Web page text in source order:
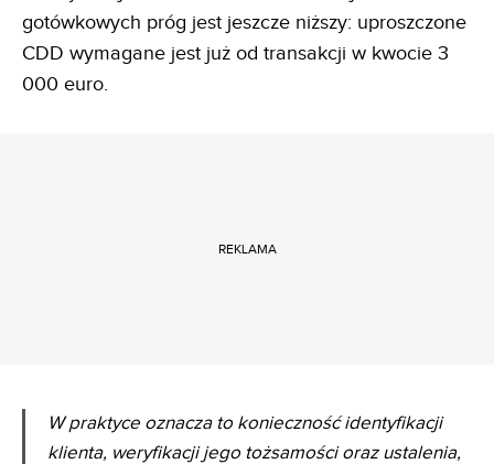
gotówkowych próg jest jeszcze niższy: uproszczone
CDD wymagane jest już od transakcji w kwocie 3
000 euro.
REKLAMA
W praktyce oznacza to konieczność identyfikacji
klienta, weryfikacji jego tożsamości oraz ustalenia,